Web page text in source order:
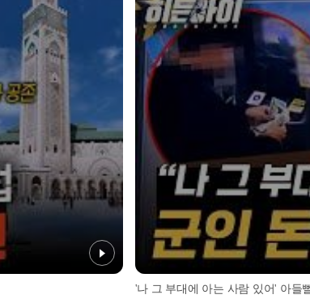
'나 그 부대에 아는 사람 있어' 아들